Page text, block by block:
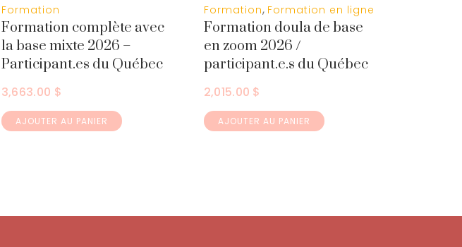
Formation
Formation complète avec
la base mixte 2026 –
Participant.es du Québec
3,663.00 $
AJOUTER AU PANIER
Formation, Formation en ligne
Formation doula de base
en zoom 2026 /
participant.e.s du Québec
2,015.00 $
AJOUTER AU PANIER